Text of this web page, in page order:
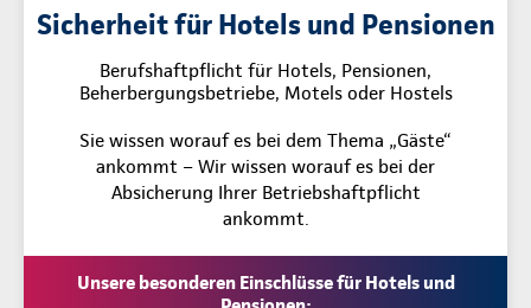
Sicherheit für Hotels und Pensionen
Berufshaftpflicht für Hotels, Pensionen,
Beherbergungsbetriebe, Motels oder Hostels
Sie wissen worauf es bei dem Thema „Gäste“
ankommt – Wir wissen worauf es bei der
Absicherung Ihrer Betriebshaftpflicht
ankommt.
Unsere besonderen Einschlüsse für Hotels und